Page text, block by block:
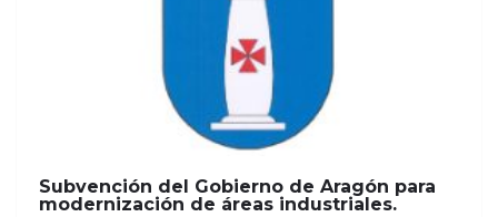
Subvención del Gobierno de Aragón para
modernización de áreas industriales.